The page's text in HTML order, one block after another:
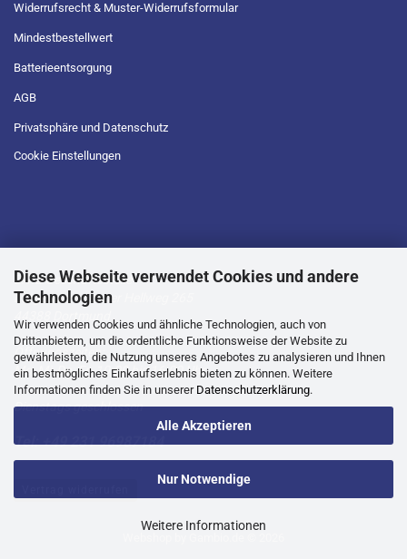
Diese Webseite verwendet Cookies und andere
Technologien
Wir verwenden Cookies und ähnliche Technologien, auch von
Drittanbietern, um die ordentliche Funktionsweise der Website zu
gewährleisten, die Nutzung unseres Angebotes zu analysieren und Ihnen
ein bestmögliches Einkaufserlebnis bieten zu können. Weitere
Informationen finden Sie in unserer Datenschutzerklärung.
Alle Akzeptieren
Nur Notwendige
Weitere Informationen
Widerrufsrecht & Muster-Widerrufsformular
Mindestbestellwert
Batterieentsorgung
AGB
Privatsphäre und Datenschutz
Cookie Einstellungen
D.T.L Geschäftsstelle
Lütgendortmunder Hellweg 265
Öffnungszeiten:
Mo, Mi, Do, Fr -10.00 bis 16.00 Uhr
Dienstags geschlossen
Tel: +49 231 96987184